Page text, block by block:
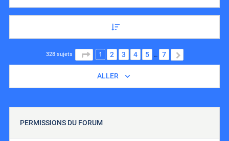
328 sujets PAGE 1 SUR 7
1 2 3 4 5 … 7
ALLER
PERMISSIONS DU FORUM